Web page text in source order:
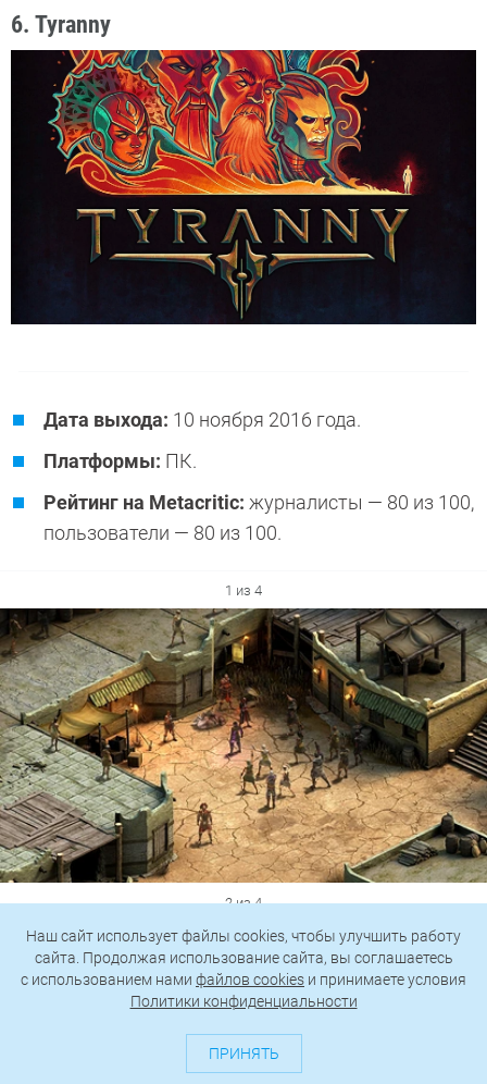
6. Tyranny
Дата выхода: 10 ноября 2016 года.
Платформы: ПК.
Рейтинг на Metacritic: журналисты — 80 из 100,
пользователи — 80 из 100.
1 из 4
2 из 4
Наш сайт использует файлы cookies, чтобы улучшить работу
сайта. Продолжая использование сайта, вы соглашаетесь
c использованием нами файлов cookies и принимаете условия
Политики конфиденциальности
ПРИНЯТЬ